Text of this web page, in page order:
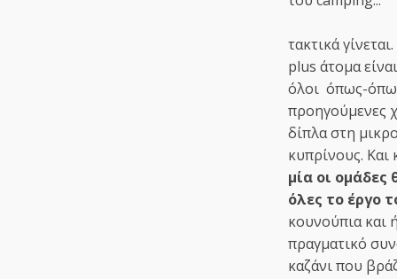
τακτικά
plus άτομα
όλοι όπως-
προηγούμενες
δίπλα στη
κυπρίνους.
μία οι
όλες το έργο
κουνούπια και
πραγματικό
καζάνι που